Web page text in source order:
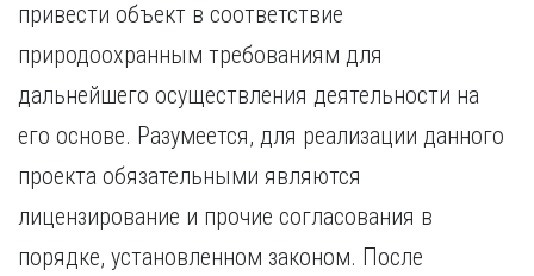
привести объект в соответствие
природоохранным требованиям для
дальнейшего осуществления деятельности на
его основе. Разумеется, для реализации данного
проекта обязательными являются
лицензирование и прочие согласования в
порядке, установленном законом. После